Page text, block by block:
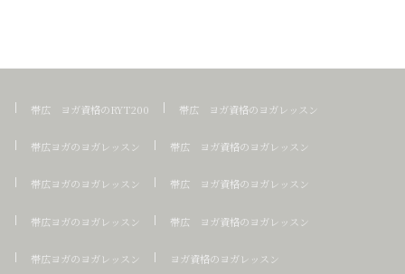
帯広 ヨガ資格のRYT200 帯広 ヨガ資格のヨガレッスン
帯広ヨガのヨガレッスン 帯広 ヨガ資格のヨガレッスン
帯広ヨガのヨガレッスン 帯広 ヨガ資格のヨガレッスン
帯広ヨガのヨガレッスン 帯広 ヨガ資格のヨガレッスン
帯広ヨガのヨガレッスン ヨガ資格のヨガレッスン